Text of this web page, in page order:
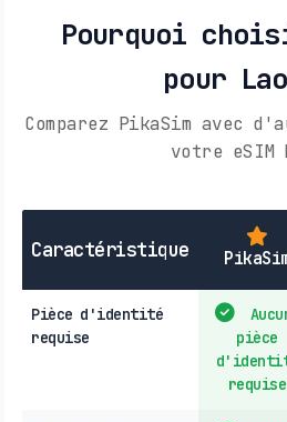
Pourquoi
pour
Comparez PikaSim avec
votre eSIM
Caractéristique
Pièce d'identité
requise
pièce
requise